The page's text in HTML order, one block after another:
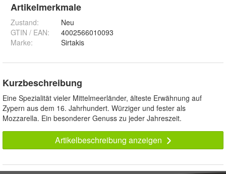
Artikelmerkmale
Zustand:
Neu
GTIN / EAN:
4002566010093
Marke:
Sirtakis
Kurzbeschreibung
Eine Spezialität vieler Mittelmeerländer, älteste Erwähnung auf
Zypern aus dem 16. Jahrhundert. Würziger und fester als
Mozzarella. Ein besonderer Genuss zu jeder Jahreszeit.
Artikelbeschreibung anzeigen